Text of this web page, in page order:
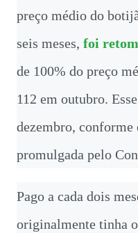
preço médio do
seis meses, foi
de 100% do preço
112 em outubro.
dezembro, conforme
promulgada pelo
Pago a cada dois
originalmente tinha